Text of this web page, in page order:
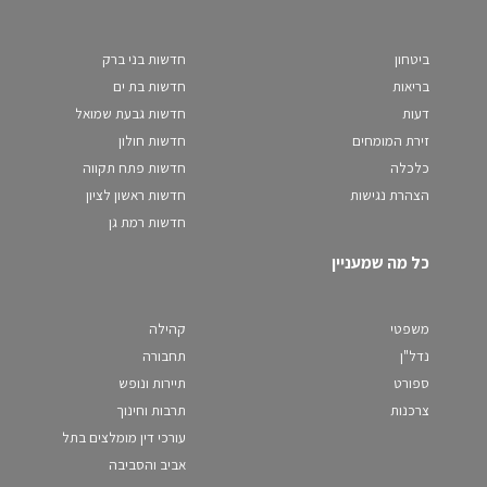
ביטחון
בריאות
דעות
זירת המומחים
כלכלה
הצהרת נגישות
חדשות בני ברק
חדשות בת ים
חדשות גבעת שמואל
חדשות חולון
חדשות פתח תקווה
חדשות ראשון לציון
חדשות רמת גן
כל מה שמעניין
משפטי
נדל"ן
ספורט
צרכנות
קהילה
תחבורה
תיירות ונופש
תרבות וחינוך
עורכי דין מומלצים בתל
אביב והסביבה